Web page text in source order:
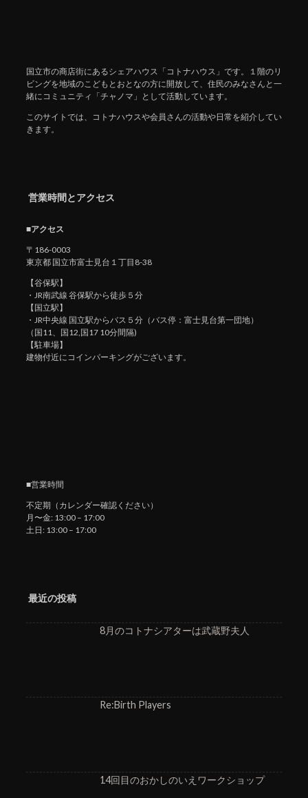
国立市の商店街にあるシェアハウス「コトナハウス」です。１階のリ
ビングを地域のこどもとおとなの方に開放して、住民のみなさんと一
緒にコミュニティ「チャノマ」として活動しています。
このサイトでは、コトナハウスや会員さんの活動や日常を紹介してい
きます。
営業時間とアクセス
■アクセス
〒186-0003
東京都 国立市富士見台１丁目8-38
【谷保駅】
・JR南武線 谷保駅から徒歩５分
【国立駅】
・JR中央線 国立駅からバス５分（バス停：富士見台第一団地）
（国11、国12,国17 10分間隔)
【駐車場】
建物付近にコインパーキングがございます。
■営業時間
不定期（カレンダー確認ください）
月〜金: 13:00 – 17:00
土日: 13:00 – 17:00
最近の投稿
8月のコトナシアターは武蔵野夫人
Re:Birth Players
14回目のおかしのいえワークショップ